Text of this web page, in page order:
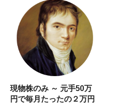
現物株のみ ～ 元手50万
円で毎月たったの２万円